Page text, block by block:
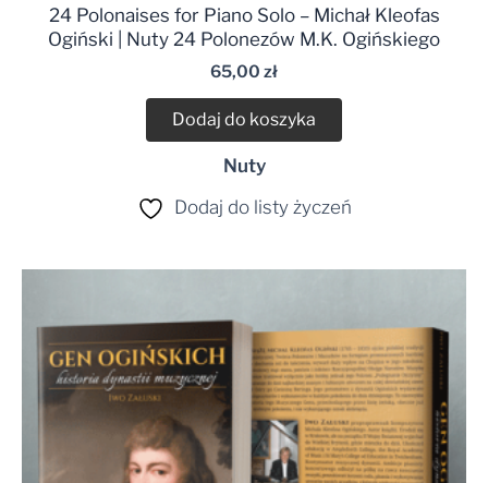
24 Polonaises for Piano Solo – Michał Kleofas
Ogiński | Nuty 24 Polonezów M.K. Ogińskiego
65,00 zł
Dodaj do koszyka
Nuty
Dodaj do listy życzeń